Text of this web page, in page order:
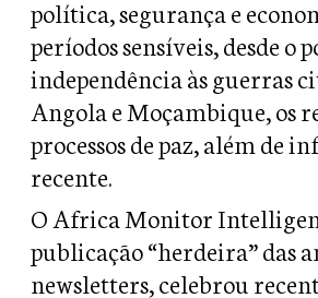
política, segurança e
períodos sensíveis, desde o
independência às guerras
Angola e Moçambique, os
processos de paz, além de
recente.
O Africa Monitor
publicação “herdeira” das
newsletters, celebrou